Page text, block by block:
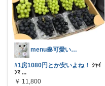
menu🥞可愛い🌼美味しい🍴便利☘
#1房1080円とか安いよね！ ｼｬｲ
ﾝﾏ ...
￥ 11,800